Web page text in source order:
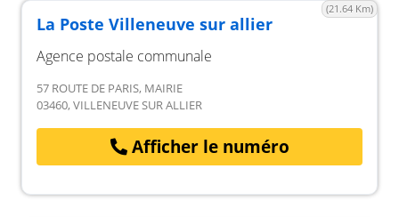
(21.64 Km)
La Poste Villeneuve sur allier
Agence postale communale
57 ROUTE DE PARIS, MAIRIE
03460, VILLENEUVE SUR ALLIER
Afficher le numéro